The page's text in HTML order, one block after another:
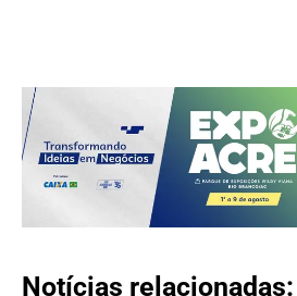
Notícias relacionadas: